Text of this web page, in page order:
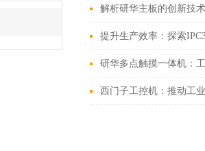
解析研华主板的创新技
提升生产效率：探索
研华多点触摸一体机：
西门子工控机：推动工